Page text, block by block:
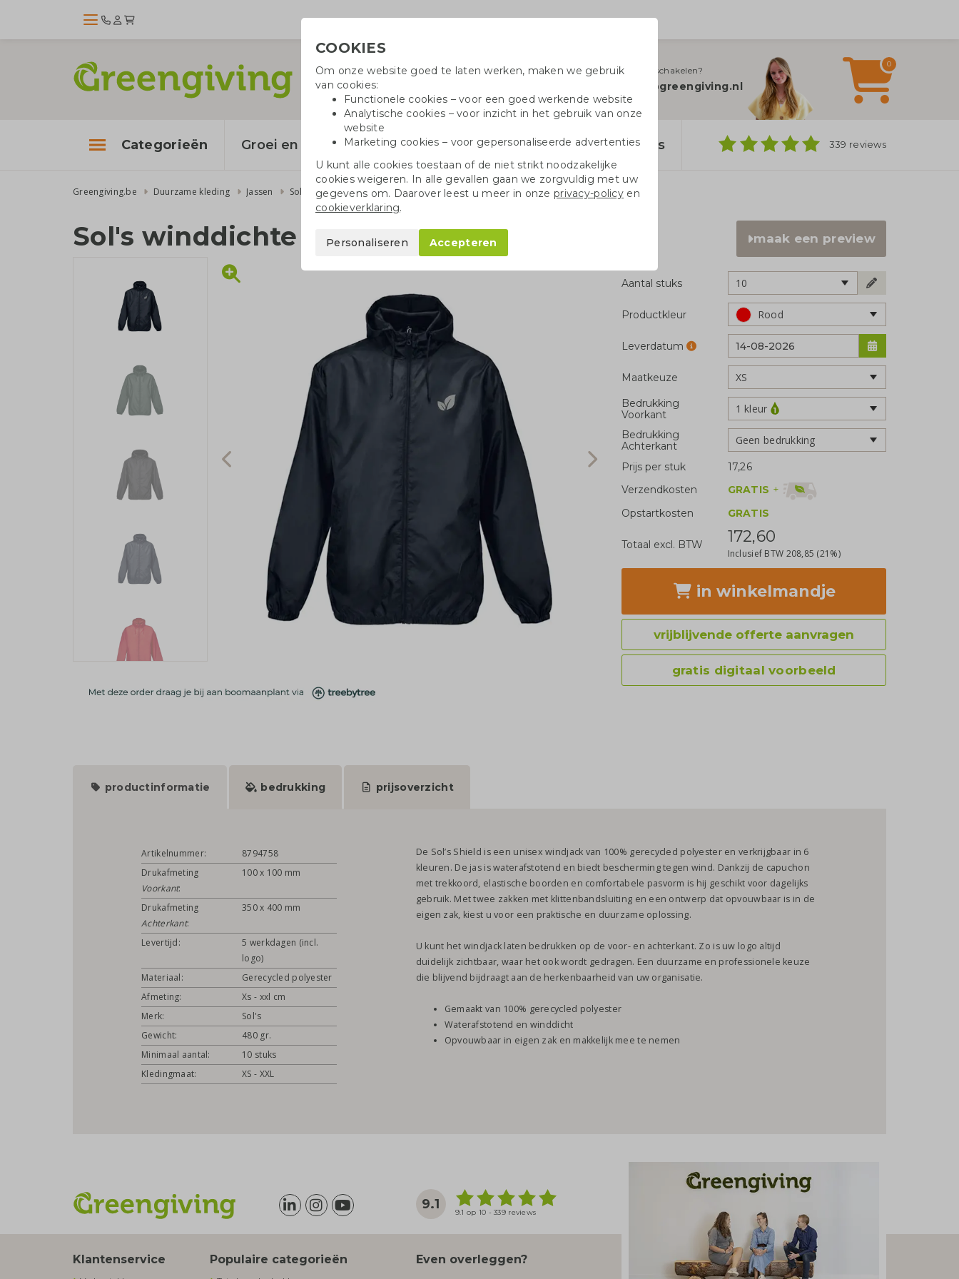
Hulplijn inschakelen?
info@greengiving.nl
0
Categorieën Groei en bloei Drinkflessen Balpennen Tote bags 339 reviews
Greengiving.be Duurzame kleding Jassen Sol's winddichte jas
Sol's winddichte jas maak een preview
Aantal stuks 10
Productkleur Rood
Leverdatum
Maatkeuze
Bedrukking
Voorkant
1 kleur
Bedrukking
Achterkant
Geen bedrukking
Prijs per stuk
17,26
Verzendkosten
GRATIS +
Opstartkosten
GRATIS
Totaal excl. BTW 172,60
Inclusief BTW 208,85 (21%)
in winkelmandje
vrijblijvende offerte aanvragen
gratis digitaal voorbeeld
productinformatie bedrukking prijsoverzicht
Artikelnummer:
8794758
Drukafmeting
Voorkant:
100 x 100 mm
Drukafmeting
Achterkant:
350 x 400 mm
Levertijd:
5 werkdagen (incl.
logo)
Materiaal:
Gerecycled polyester
Afmeting:
Xs - xxl cm
Merk:
Sol's
Gewicht:
480 gr.
Minimaal aantal:
10 stuks
Kledingmaat:
XS - XXL
De Sol’s Shield is een unisex windjack van 100% gerecycled polyester en verkrijgbaar in 6
kleuren. De jas is waterafstotend en biedt bescherming tegen wind. Dankzij de capuchon
met trekkoord, elastische boorden en comfortabele pasvorm is hij geschikt voor dagelijks
gebruik. Met twee zakken met klittenbandsluiting en een ontwerp dat opvouwbaar is in de
eigen zak, kiest u voor een praktische en duurzame oplossing.
U kunt het windjack laten bedrukken op de voor- en achterkant. Zo is uw logo altijd
duidelijk zichtbaar, waar het ook wordt gedragen. Een duurzame en professionele keuze
die blijvend bijdraagt aan de herkenbaarheid van uw organisatie.
Gemaakt van 100% gerecycled polyester
Waterafstotend en winddicht
Opvouwbaar in eigen zak en makkelijk mee te nemen
9.1
9.1 op 10 - 339 reviews
Klantenservice Populaire categorieën Even overleggen?
COOKIES
Om onze website goed te laten werken, maken we gebruik
van cookies:
Functionele cookies – voor een goed werkende website
Analytische cookies – voor inzicht in het gebruik van onze
website
Marketing cookies – voor gepersonaliseerde advertenties
U kunt alle cookies toestaan of de niet strikt noodzakelijke
cookies weigeren. In alle gevallen gaan we zorgvuldig met uw
gegevens om. Daarover leest u meer in onzeprivacy-policyen
cookieverklaring.
Personaliseren Accepteren